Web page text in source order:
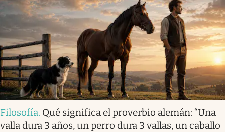
Filosofía. Qué significa el proverbio alemán: “Una
valla dura 3 años, un perro dura 3 vallas, un caballo